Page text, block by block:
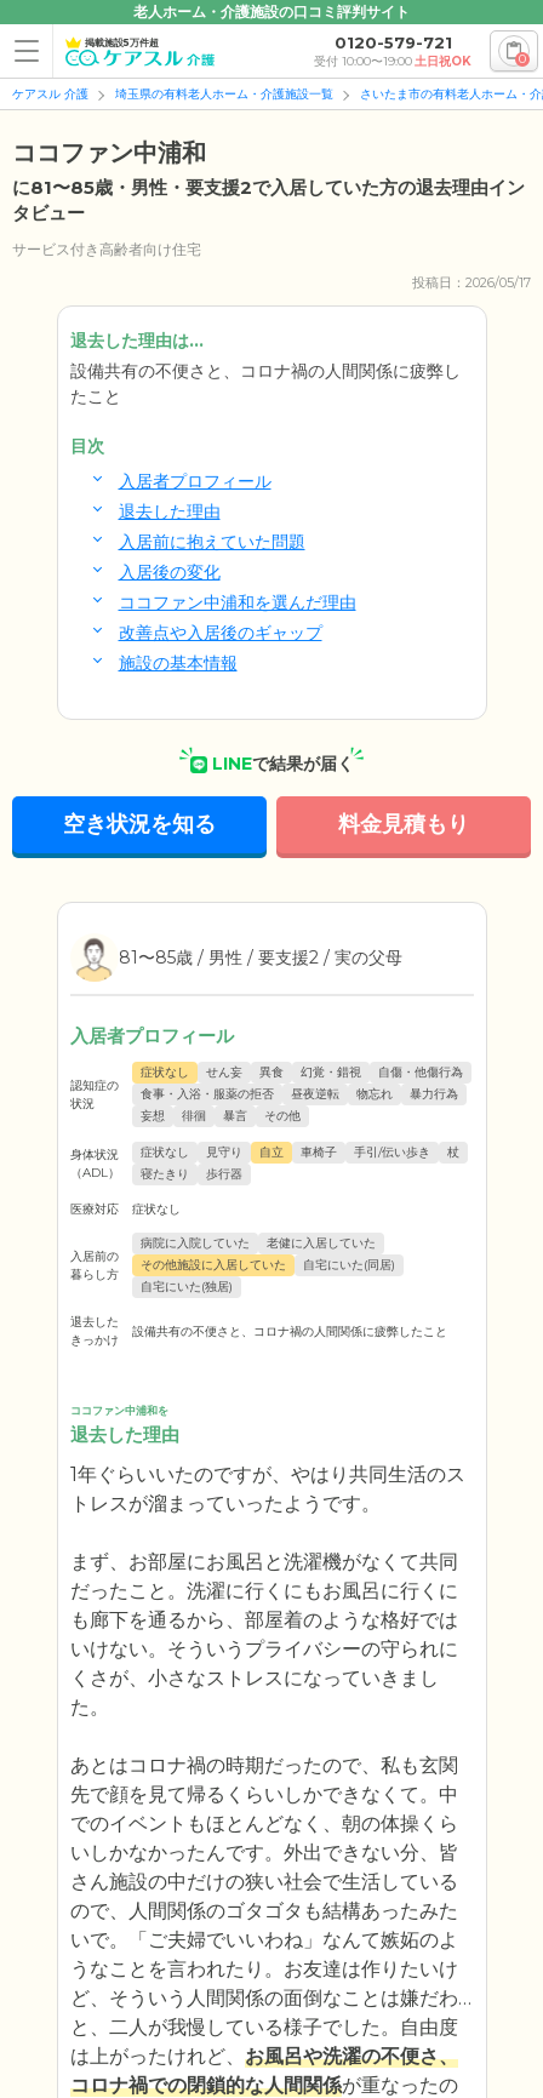
老人ホーム・介護施設の口コミ評判サイト
掲載施設5万件超 0120-579-721
受付 10:00〜19:00土日祝OK 0
ケアスル 介護 埼玉県の有料老人ホーム・介護施設一覧 さいたま市の有料老人ホーム・
ココファン中浦和
に81〜85歳・男性・要支援2で入居していた方の退去理由イン
タビュー
サービス付き高齢者向け住宅
投稿日：2026/05/17
退去した理由は...
設備共有の不便さと、コロナ禍の人間関係に疲弊し
たこと
目次
入居者プロフィール
退去した理由
入居前に抱えていた問題
入居後の変化
ココファン中浦和を選んだ理由
改善点や入居後のギャップ
施設の基本情報
LINEで結果が届く
空き状況を知る 料金見積もり
81〜85歳 / 男性 / 要支援2 / 実の父母
入居者プロフィール
認知症の
状況
症状なし せん妄 異食 幻覚・錯視
自傷・他傷行為
食事・入浴・服薬の拒否
昼夜逆転 物忘れ
暴力行為
妄想
徘徊 暴言 その他
身体状況
（ADL）
症状なし 見守り 自立 車椅子 手引/伝い歩き
杖
寝たきり
歩行器
医療対応 症状なし
入居前の
暮らし方
病院に入院していた
老健に入居していた
その他施設に入居していた
自宅にいた(同居)
自宅にいた(独居)
退去した
きっかけ
設備共有の不便さと、コロナ禍の人間関係に疲弊したこと
ココファン中浦和を
退去した理由
1年ぐらいいたのですが、やはり共同生活のス
トレスが溜まっていったようです。
まず、お部屋にお風呂と洗濯機がなくて共同
だったこと。洗濯に行くにもお風呂に行くに
も廊下を通るから、部屋着のような格好では
いけない。そういうプライバシーの守られに
くさが、小さなストレスになっていきまし
た。
あとはコロナ禍の時期だったので、私も玄関
先で顔を見て帰るくらいしかできなくて。中
でのイベントもほとんどなく、朝の体操くら
いしかなかったんです。外出できない分、皆
さん施設の中だけの狭い社会で生活している
ので、人間関係のゴタゴタも結構あったみた
いで。「ご夫婦でいいわね」なんて嫉妬のよ
うなことを言われたり。お友達は作りたいけ
ど、そういう人間関係の面倒なことは嫌だわ…
と、二人が我慢している様子でした。自由度
は上がったけれど、 お風呂や洗濯の不便さ、
コロナ禍での閉鎖的な人間関係が重なったの